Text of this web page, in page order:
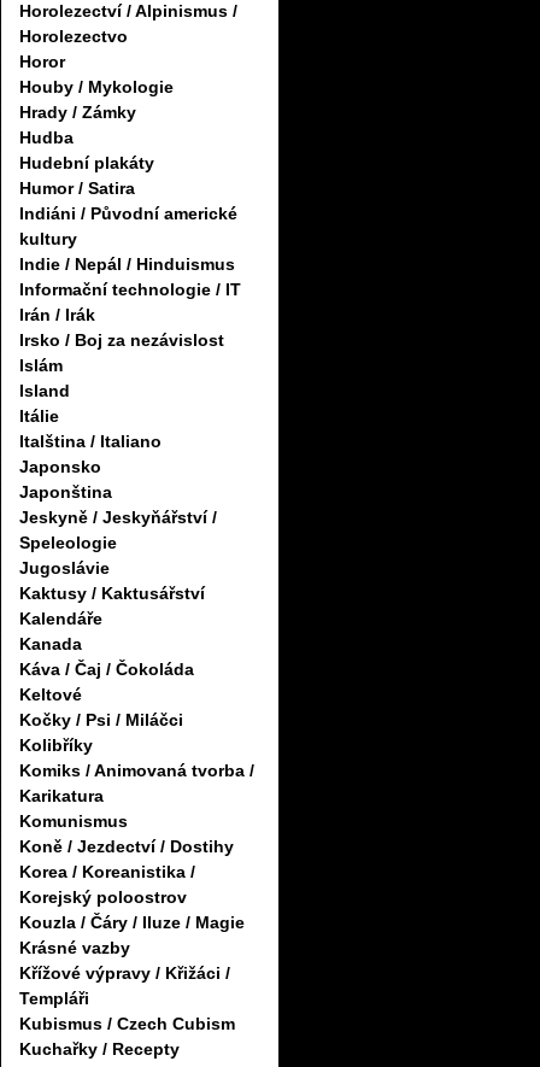
Horolezectví / Alpinismus /
Horolezectvo
Horor
Houby / Mykologie
Hrady / Zámky
Hudba
Hudební plakáty
Humor / Satira
Indiáni / Původní americké
kultury
Indie / Nepál / Hinduismus
Informační technologie / IT
Irán / Irák
Irsko / Boj za nezávislost
Islám
Island
Itálie
Italština / Italiano
Japonsko
Japonština
Jeskyně / Jeskyňářství /
Speleologie
Jugoslávie
Kaktusy / Kaktusářství
Kalendáře
Kanada
Káva / Čaj / Čokoláda
Keltové
Kočky / Psi / Miláčci
Kolibříky
Komiks / Animovaná tvorba /
Karikatura
Komunismus
Koně / Jezdectví / Dostihy
Korea / Koreanistika /
Korejský poloostrov
Kouzla / Čáry / Iluze / Magie
Krásné vazby
Křížové výpravy / Křižáci /
Templáři
Kubismus / Czech Cubism
Kuchařky / Recepty